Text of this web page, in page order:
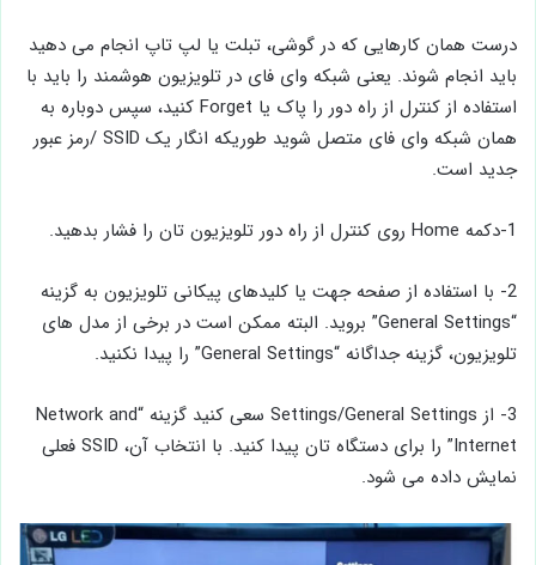
درست همان کارهایی که در گوشی، تبلت یا لپ تاپ انجام می ‌دهید
باید انجام شوند. یعنی شبکه وای ‌فای در تلویزیون هوشمند را باید با
استفاده از کنترل از راه دور را پاک یا Forget کنید، سپس دوباره به
همان شبکه وای ‌فای متصل شوید طوریکه انگار یک SSID /رمز عبور
جدید است.
1-دکمه Home روی کنترل از راه دور تلویزیون تان را فشار بدهید.
2- با استفاده از صفحه جهت یا کلیدهای پیکانی تلویزیون به گزینه
“General Settings” بروید. البته ممکن است در برخی از مدل‌ های
تلویزیون، گزینه جداگانه “General Settings” را پیدا نکنید.
3- از Settings/General Settings سعی کنید گزینه “Network and
Internet” را برای دستگاه تان پیدا کنید. با انتخاب آن، SSID فعلی
نمایش داده می ‌شود.